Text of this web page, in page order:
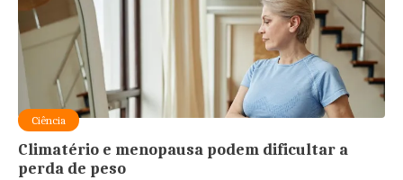
Ciência
Climatério e menopausa podem dificultar a
perda de peso